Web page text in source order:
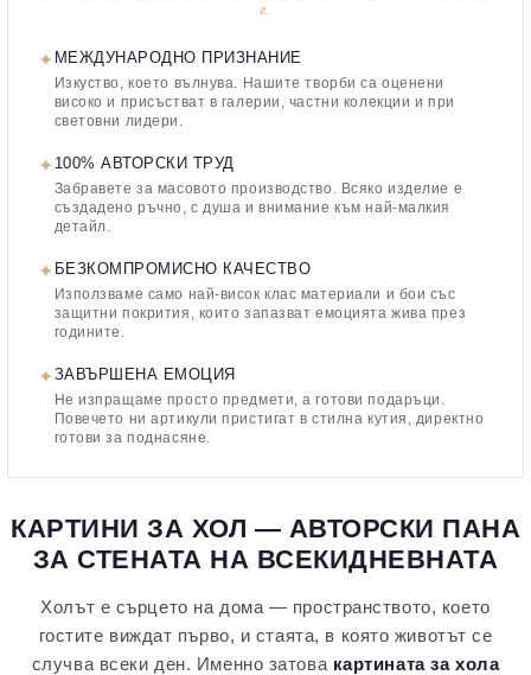
г.
✦ МЕЖДУНАРОДНО ПРИЗНАНИЕ
Изкуство, което вълнува. Нашите творби са оценени
високо и присъстват в галерии, частни колекции и при
световни лидери.
✦ 100% АВТОРСКИ ТРУД
Забравете за масовото производство. Всяко изделие е
създадено ръчно, с душа и внимание към най-малкия
детайл.
✦ БЕЗКОМПРОМИСНО КАЧЕСТВО
Използваме само най-висок клас материали и бои със
защитни покрития, които запазват емоцията жива през
годините.
✦ЗАВЪРШЕНА ЕМОЦИЯ
Не изпращаме просто предмети, а готови подаръци.
Повечето ни артикули пристигат в стилна кутия, директно
готови за поднасяне.
КАРТИНИ ЗА ХОЛ — АВТОРСКИ ПАНА
ЗА СТЕНАТА НА ВСЕКИДНЕВНАТА
Холът е сърцето на дома — пространството, което
гостите виждат първо, и стаята, в която животът се
случва всеки ден. Именно затова картината за хола